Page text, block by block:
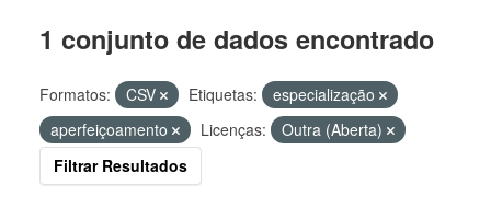
1 conjunto de dados encontrado
Formatos: CSV Etiquetas:
especialização
aperfeiçoamento
Licenças:
Outra (Aberta)
Filtrar Resultados